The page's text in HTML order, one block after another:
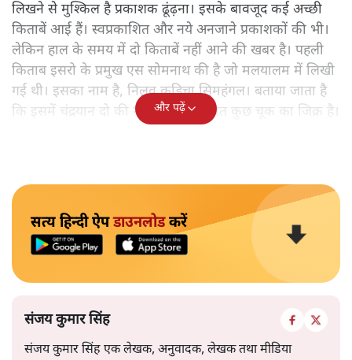
लिखने से मुश्किल है प्रकाशक ढूंढ़ना। इसके बावजूद कई अच्छी
किताबें आई हैं। स्वप्रकाशित और नये अनजाने प्रकाशकों की भी।
लेकिन हाल के समय में दो किताबें नहीं आने की खबर है। पहली
किताब इसरो के प्रमुख एस सोमनाथ की है जो मलयालम में लिखी
गई थी। इसका नाम है, निलवु कुडिचा सिमहंगल। बताया जाता है
कि इसमें चंद्रयान दो की नाकामी से संबंधित कुछ चूक का जिक्र है।
और पढ़ें
सत्य हिन्दी ऐपडाउनलोडकरें
संजय कुमार सिंह
संजय कुमार सिंह एक लेखक, अनुवादक, लेखक तथा मीडिया